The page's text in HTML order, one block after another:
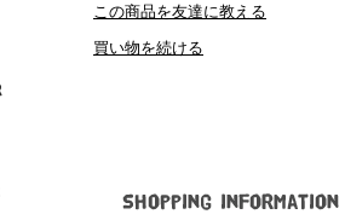
この商品を友達に教える
買い物を続ける